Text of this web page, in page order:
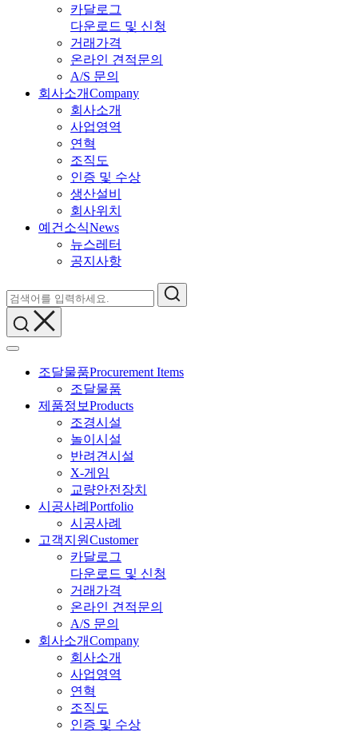
카달로그
다운로드 및 신청
거래가격
온라인 견적문의
A/S 문의
회사소개Company
회사소개
사업영역
연혁
조직도
인증 및 수상
생산설비
회사위치
예건소식News
뉴스레터
공지사항
조달물품Procurement Items
조달물품
제품정보Products
조경시설
놀이시설
반려견시설
X-게임
교량안전장치
시공사례 Portfolio
시공사례
고객지원Customer
카달로그
다운로드 및 신청
거래가격
온라인 견적문의
A/S 문의
회사소개Company
회사소개
사업영역
연혁
조직도
인증 및 수상